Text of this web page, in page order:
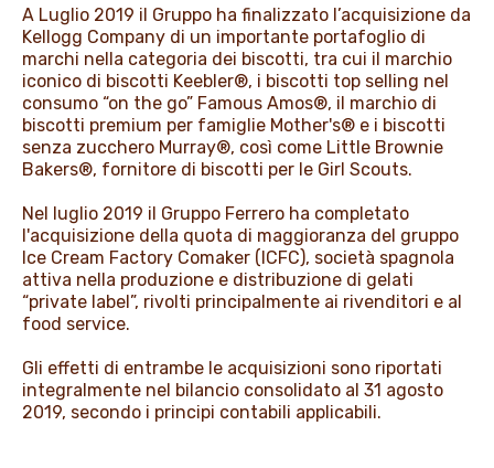
A Luglio 2019 il Gruppo ha finalizzato l’acquisizione da
Kellogg Company di un importante portafoglio di
marchi nella categoria dei biscotti, tra cui il marchio
iconico di biscotti Keebler®, i biscotti top selling nel
consumo “on the go” Famous Amos®, il marchio di
biscotti premium per famiglie Mother's® e i biscotti
senza zucchero Murray®, così come Little Brownie
Bakers®, fornitore di biscotti per le Girl Scouts.
Nel luglio 2019 il Gruppo Ferrero ha completato
l'acquisizione della quota di maggioranza del gruppo
Ice Cream Factory Comaker (ICFC), società spagnola
attiva nella produzione e distribuzione di gelati
“private label”, rivolti principalmente ai rivenditori e al
food service.
Gli effetti di entrambe le acquisizioni sono riportati
integralmente nel bilancio consolidato al 31 agosto
2019, secondo i principi contabili applicabili.